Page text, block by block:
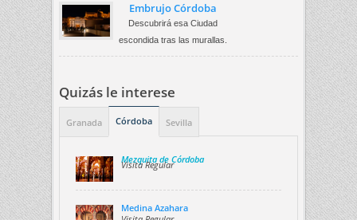
Embrujo Córdoba
Descubrirá esa Ciudad
escondida tras las murallas.
Quizás le interese
Granada Córdoba Sevilla
Mezquita de Córdoba
Visita Regular
Medina Azahara